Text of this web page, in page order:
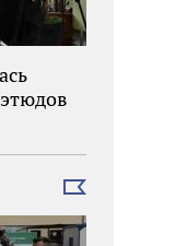
Выбрать